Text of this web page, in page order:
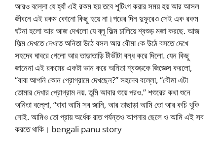
আরও বল্লো যে হ্যাঁ এই রকম হয় তবে শূটিংগ করার সময় হয় আর আসল
জীবনে এই রকম কোনো কিছু হয়ে না।পরের দিন দুফুরেও সেই এক রকম
ঘটনা হলো আর আজ দেখলো যে ব্লূ ফিল্ম চালিয়ে শ্বশুড় মজা করছে. আজ
ফিল্ম দেখতে দেখতে অনিতা উঠে বসল আর বৌমা কে উঠে বসতে দেখে
সহদেব ঘাবরে গেলো আর তাড়াতাড়ি টীভীটা বন্ধ করে দিলো. যেন কিছু
জানেনা এই রকমের একটা ভান করে অনিতা শ্বশুড়কে জিজ্ঞেস করলো,
“বাবা আপনি কোন প্রোগ্রামে দেখছেন?” সহদেব বল্লো, “বৌমা এটা
তোমার দেখার প্রোগ্রাম নয়. তুমি আবার শুয়ে পরও.” শশুরের কথা শুনে
অনিতা বল্লো, “বাবা আমি সব জানি, আর তাছাড়া আমি তো আর কচি খুকি
নোই. আমিও তো প্রায় অর্ধেক রাত পর্যন্তও আপনার ছেলে ও আমি এই সব
করতে থাকি। bengali panu story